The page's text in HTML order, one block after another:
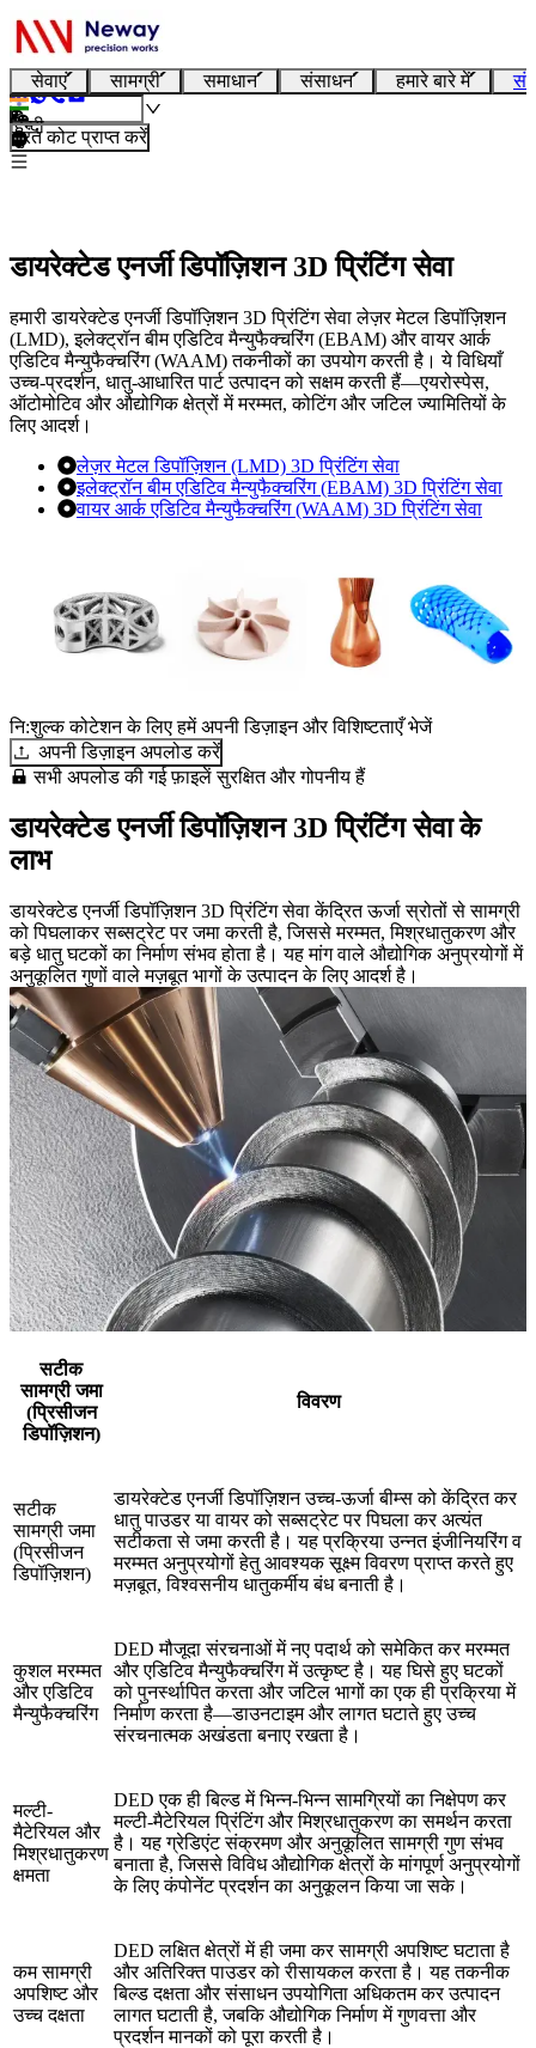
सेवाएं सामग्री समाधान संसाधन हमारे बारे में
हिन्दी
तुरंत कोट प्राप्त करें
डायरेक्टेड एनर्जी डिपॉज़िशन 3D प्रिंटिंग सेवा
हमारी डायरेक्टेड एनर्जी डिपॉज़िशन 3D प्रिंटिंग सेवा लेज़र मेटल डिपॉज़िशन
(LMD), इलेक्ट्रॉन बीम एडिटिव मैन्युफैक्चरिंग (EBAM) और वायर आर्क
एडिटिव मैन्युफैक्चरिंग (WAAM) तकनीकों का उपयोग करती है। ये विधियाँ
उच्च-प्रदर्शन, धातु-आधारित पार्ट उत्पादन को सक्षम करती हैं—एयरोस्पेस,
ऑटोमोटिव और औद्योगिक क्षेत्रों में मरम्मत, कोटिंग और जटिल ज्यामितियों के
लिए आदर्श।
लेज़र मेटल डिपॉज़िशन (LMD) 3D प्रिंटिंग सेवा
इलेक्ट्रॉन बीम एडिटिव मैन्युफैक्चरिंग (EBAM) 3D प्रिंटिंग सेवा
वायर आर्क एडिटिव मैन्युफैक्चरिंग (WAAM) 3D प्रिंटिंग सेवा
नि:शुल्क कोटेशन के लिए हमें अपनी डिज़ाइन और विशिष्टताएँ भेजें
अपनी डिज़ाइन अपलोड करें
सभी अपलोड की गई फ़ाइलें सुरक्षित और गोपनीय हैं
डायरेक्टेड एनर्जी डिपॉज़िशन 3D प्रिंटिंग सेवा के
लाभ
डायरेक्टेड एनर्जी डिपॉज़िशन 3D प्रिंटिंग सेवा केंद्रित ऊर्जा स्रोतों से सामग्री
को पिघलाकर सब्सट्रेट पर जमा करती है, जिससे मरम्मत, मिश्रधातुकरण और
बड़े धातु घटकों का निर्माण संभव होता है। यह मांग वाले औद्योगिक अनुप्रयोगों में
अनुकूलित गुणों वाले मज़बूत भागों के उत्पादन के लिए आदर्श है।
सटीक
सामग्री जमा
(प्रिसीजन
डिपॉज़िशन)
विवरण
सटीक
सामग्री जमा
(प्रिसीजन
डिपॉज़िशन)
डायरेक्टेड एनर्जी डिपॉज़िशन उच्च-ऊर्जा बीम्स को केंद्रित कर
धातु पाउडर या वायर को सब्सट्रेट पर पिघला कर अत्यंत
सटीकता से जमा करती है। यह प्रक्रिया उन्नत इंजीनियरिंग व
मरम्मत अनुप्रयोगों हेतु आवश्यक सूक्ष्म विवरण प्राप्त करते हुए
मज़बूत, विश्वसनीय धातुकर्मीय बंध बनाती है।
कुशल मरम्मत
और एडिटिव
मैन्युफैक्चरिंग
DED मौजूदा संरचनाओं में नए पदार्थ को समेकित कर मरम्मत
और एडिटिव मैन्युफैक्चरिंग में उत्कृष्ट है। यह घिसे हुए घटकों
को पुनर्स्थापित करता और जटिल भागों का एक ही प्रक्रिया में
निर्माण करता है—डाउनटाइम और लागत घटाते हुए उच्च
संरचनात्मक अखंडता बनाए रखता है।
मल्टी-
मैटेरियल और
मिश्रधातुकरण
क्षमता
DED एक ही बिल्ड में भिन्न-भिन्न सामग्रियों का निक्षेपण कर
मल्टी-मैटेरियल प्रिंटिंग और मिश्रधातुकरण का समर्थन करता
है। यह ग्रेडिएंट संक्रमण और अनुकूलित सामग्री गुण संभव
बनाता है, जिससे विविध औद्योगिक क्षेत्रों के मांगपूर्ण अनुप्रयोगों
के लिए कंपोनेंट प्रदर्शन का अनुकूलन किया जा सके।
कम सामग्री
अपशिष्ट और
उच्च दक्षता
DED लक्षित क्षेत्रों में ही जमा कर सामग्री अपशिष्ट घटाता है
और अतिरिक्त पाउडर को रीसायकल करता है। यह तकनीक
बिल्ड दक्षता और संसाधन उपयोगिता अधिकतम कर उत्पादन
लागत घटाती है, जबकि औद्योगिक निर्माण में गुणवत्ता और
प्रदर्शन मानकों को पूरा करती है।